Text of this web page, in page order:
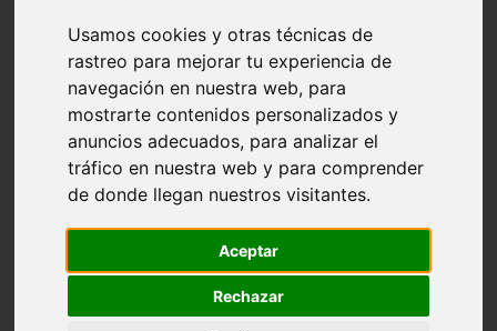
Usamos cookies y otras técnicas de
rastreo para mejorar tu experiencia de
navegación en nuestra web, para
mostrarte contenidos personalizados y
anuncios adecuados, para analizar el
tráfico en nuestra web y para comprender
de donde llegan nuestros visitantes.
Aceptar
Rechazar
protagonistas
reptiles
adopci n
ferias
higiene
snacks
acuario
iberzoo propet
conejos
navidad